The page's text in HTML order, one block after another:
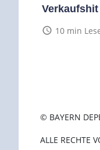
access_time 10 min
© BAYERN
ALLE RECHTE